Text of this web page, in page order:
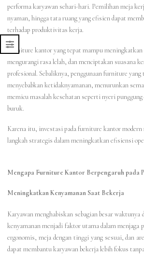
performa karyawan sehari-hari. Pemilihan meja
nyaman, hingga tata ruang yang efisien dapat
terhadap produktivitas kerja.
Furniture kantor yang tepat mampu
mengurangi rasa lelah, dan menciptakan suasana
profesional. Sebaliknya, penggunaan furniture yang
menyebabkan ketidaknyamanan, menurunkan
memicu masalah kesehatan seperti nyeri
buruk.
Karena itu, investasi pada furniture kantor modern
langkah strategis dalam meningkatkan efisiensi
Mengapa Furniture Kantor Berpengaruh pada
Meningkatkan Kenyamanan Saat Bekerja
Karyawan menghabiskan sebagian besar
kenyamanan menjadi faktor utama dalam
ergonomis, meja dengan tinggi yang sesuai, dan
dapat membantu karyawan bekerja lebih fokus